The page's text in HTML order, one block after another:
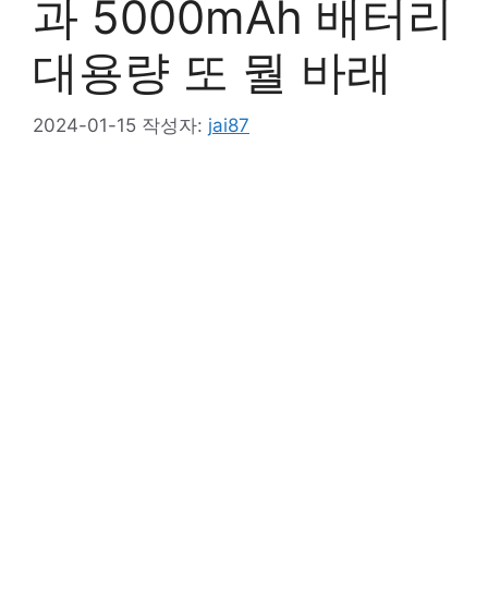
과 5000mAh 배터리
대용량 또 뭘 바래
2024-01-15 작성자: jai87